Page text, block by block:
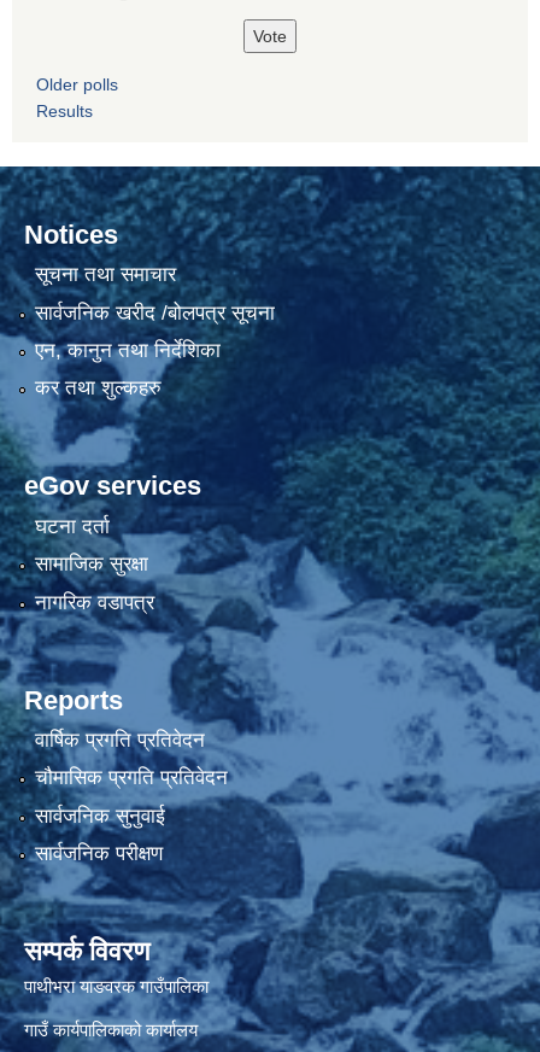
Older polls
Results
Notices
सूचना तथा समाचार
सार्वजनिक खरीद /बोलपत्र सूचना
एन, कानुन तथा निर्देशिका
कर तथा शुल्कहरु
eGov services
घटना दर्ता
सामाजिक सुरक्षा
नागरिक वडापत्र
Reports
वार्षिक प्रगति प्रतिवेदन
चौमासिक प्रगति प्रतिवेदन
सार्वजनिक सुनुवाई
सार्वजनिक परीक्षण
सम्पर्क विवरण
पाथीभरा याङवरक गाउँपालिका
गाउँ कार्यपालिकाको कार्यालय